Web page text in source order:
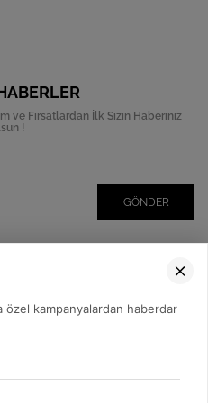
ve Fırsatlardan İlk Sizin Haberiniz
!
GÖNDER
özel kampanyalardan haberdar